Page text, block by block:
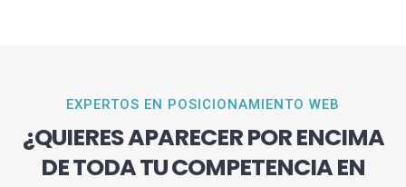
EXPERTOS EN POSICIONAMIENTO WEB
¿QUIERES APARECER POR ENCIMA
DE TODA TU COMPETENCIA EN